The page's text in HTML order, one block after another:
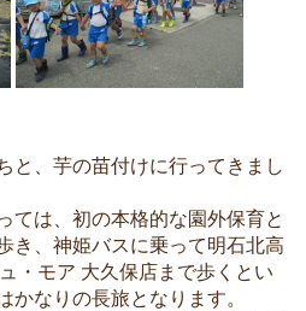
と、芋の苗付けに行ってきまし
ては、初の本格的な園外保育と
き、神姫バスに乗って明石北高
・モア 大久保店まで歩くとい
かなりの長旅となります。